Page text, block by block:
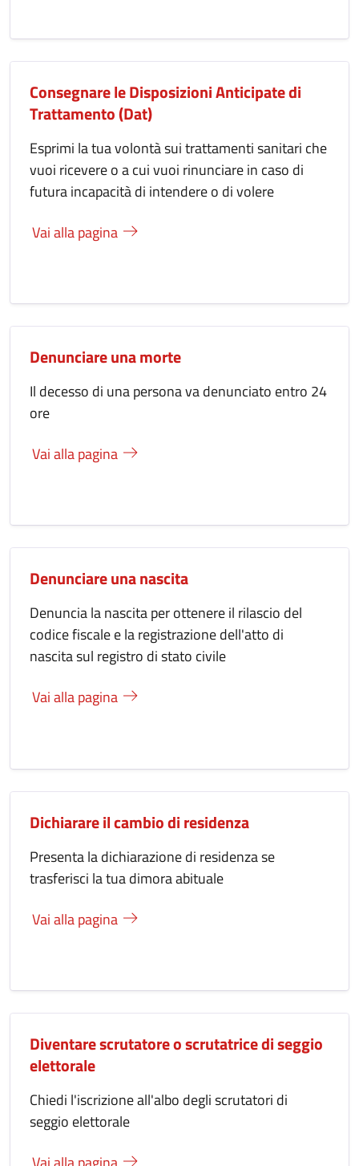
Consegnare le Disposizioni Anticipate di
Trattamento (Dat)
Esprimi la tua volontà sui trattamenti sanitari che
vuoi ricevere o a cui vuoi rinunciare in caso di
futura incapacità di intendere o di volere
Vai alla pagina
Denunciare una morte
Il decesso di una persona va denunciato entro 24
ore
Vai alla pagina
Denunciare una nascita
Denuncia la nascita per ottenere il rilascio del
codice fiscale e la registrazione dell'atto di
nascita sul registro di stato civile
Vai alla pagina
Dichiarare il cambio di residenza
Presenta la dichiarazione di residenza se
trasferisci la tua dimora abituale
Vai alla pagina
Diventare scrutatore o scrutatrice di seggio
elettorale
Chiedi l'iscrizione all'albo degli scrutatori di
seggio elettorale